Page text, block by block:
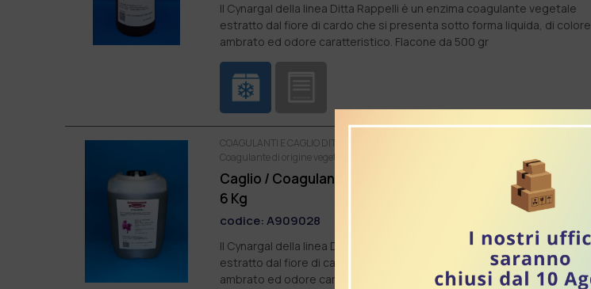
Il Cynargal della linea Ditta Rappelli è un enzima coagulante vegetale
estratto dal fiore di cardo che si presenta sotto forma liquida, di colore
ambrato ed odore caratteristico. Flacone da 500 gr
COAGULANTI E CAGLIO DITTA RAPPELLI - DAL 1919
Coagulante di origine vegetale
Caglio / Coagulante Vegetale - Cynargal flacone da
6 Kg
codice:A909028
Il Cynargal della linea Ditta Rappelli è un enzima coagulante vegetale
estratto dal fiore di cardo che si presenta sotto forma liquida, di colore
ambrato ed odore caratteristico. Fustino da 6 Kg